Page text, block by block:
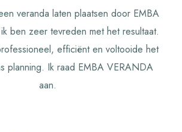
veranda laten plaatsen door EMBA
ben zeer tevreden met het resultaat.
efficiënt en voltooide het
planning. Ik raad EMBA VERANDA
aan.